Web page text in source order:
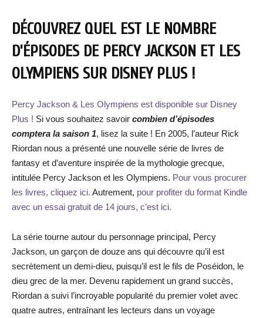
DÉCOUVREZ QUEL EST LE NOMBRE
D’ÉPISODES DE PERCY JACKSON ET LES
OLYMPIENS SUR DISNEY PLUS !
Percy Jackson & Les Olympiens est disponible sur Disney
Plus ! Si vous souhaitez savoir combien d’épisodes
comptera la saison 1, lisez la suite ! En 2005, l’auteur Rick
Riordan nous a présenté une nouvelle série de livres de
fantasy et d’aventure inspirée de la mythologie grecque,
intitulée Percy Jackson et les Olympiens. Pour vous procurer
les livres, cliquez ici. Autrement, pour profiter du format Kindle
avec un essai gratuit de 14 jours, c’est ici.
La série tourne autour du personnage principal, Percy
Jackson, un garçon de douze ans qui découvre qu’il est
secrètement un demi-dieu, puisqu’il est le fils de Poséidon, le
dieu grec de la mer. Devenu rapidement un grand succès,
Riordan a suivi l’incroyable popularité du premier volet avec
quatre autres, entraînant les lecteurs dans un voyage